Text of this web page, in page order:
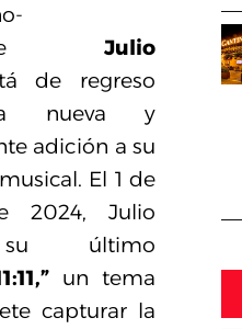
Julio
de regreso
nueva y
adición a su
El 1 de
2024, Julio
último
un tema
capturar la